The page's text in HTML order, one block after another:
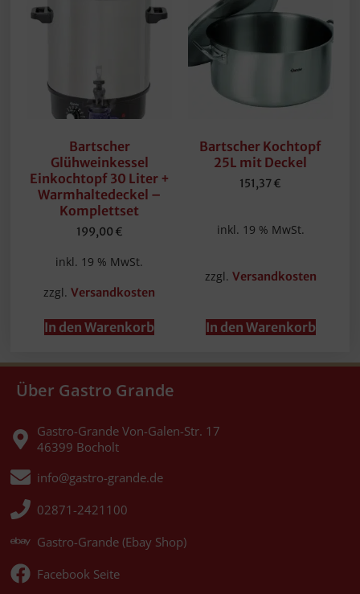
Bartscher
Glühweinkessel
Einkochtopf 30 Liter +
Warmhaltedeckel –
Komplettset
199,00 €
inkl. 19 % MwSt.
zzgl.Versandkosten
In den Warenkorb
Bartscher Kochtopf
25L mit Deckel
151,37€
inkl. 19 % MwSt.
zzgl. Versandkosten
In den Warenkorb
Über Gastro Grande
Gastro-Grande Von-Galen-Str. 17
46399 Bocholt
info@gastro-grande.de
02871-2421100
Gastro-Grande (Ebay Shop)
Facebook Seite